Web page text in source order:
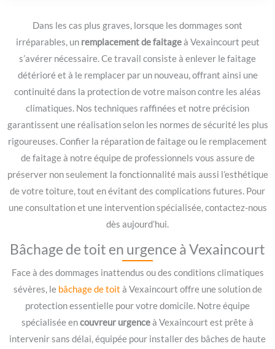
Dans les cas plus graves, lorsque les dommages sont
irréparables, un remplacement de faitageà Vexaincourt peut
s’avérer nécessaire. Ce travail consiste à enlever le faitage
détérioré et à le remplacer par un nouveau, offrant ainsi une
continuité dans la protection de votre maison contre les aléas
climatiques. Nos techniques raffinées et notre précision
garantissent une réalisation selon les normes de sécurité les plus
rigoureuses. Confier la réparation de faitage ou le remplacement
de faitage à notre équipe de professionnels vous assure de
préserver non seulement la fonctionnalité mais aussi l’esthétique
de votre toiture, tout en évitant des complications futures. Pour
une consultation et une intervention spécialisée, contactez-nous
dès aujourd’hui.
Bâchage de toit en urgence à Vexaincourt
Face à des dommages inattendus ou des conditions climatiques
sévères, le bâchage de toit à Vexaincourt offre une solution de
protection essentielle pour votre domicile. Notre équipe
spécialisée encouvreur urgenceà Vexaincourt est prête à
intervenir sans délai, équipée pour installer des bâches de haute